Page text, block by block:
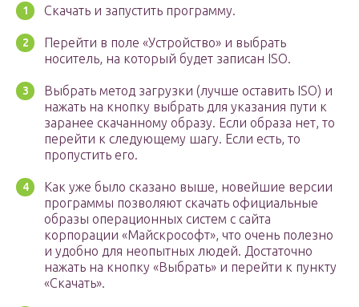
Скачать и запустить программу.
Перейти в поле «Устройство» и выбрать
носитель, на который будет записан ISO.
Выбрать метод загрузки (лучше оставить ISO) и
нажать на кнопку выбрать для указания пути к
заранее скачанному образу. Если образа нет, то
перейти к следующему шагу. Если есть, то
пропустить его.
Как уже было сказано выше, новейшие версии
программы позволяют скачать официальные
образы операционных систем с сайта
корпорации «Майскрософт», что очень полезно
и удобно для неопытных людей. Достаточно
нажать на кнопку «Выбрать» и перейти к пункту
«Скачать».